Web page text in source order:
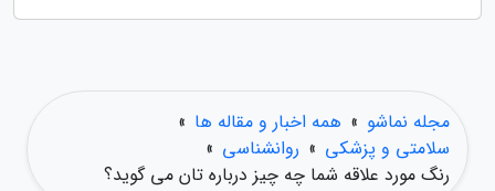
مجله نماشو » همه اخبار و مقاله ها »
سلامتی و پزشکی » روانشناسی »
رنگ مورد علاقه شما چه چیز درباره تان می گوید؟